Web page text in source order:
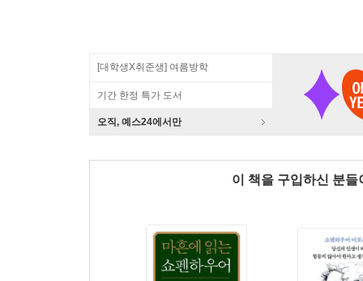
[대학생X취준생] 여름방학
기간 한정 특가 도서
오직, 예스24에서만
이 책을 구입하신 분